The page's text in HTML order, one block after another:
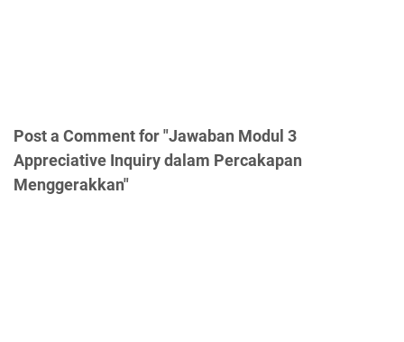
Post a Comment for "Jawaban Modul 3
Appreciative Inquiry dalam Percakapan
Menggerakkan"